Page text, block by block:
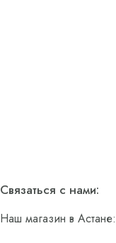
Связаться с нами:
Наш магазин в Астане: